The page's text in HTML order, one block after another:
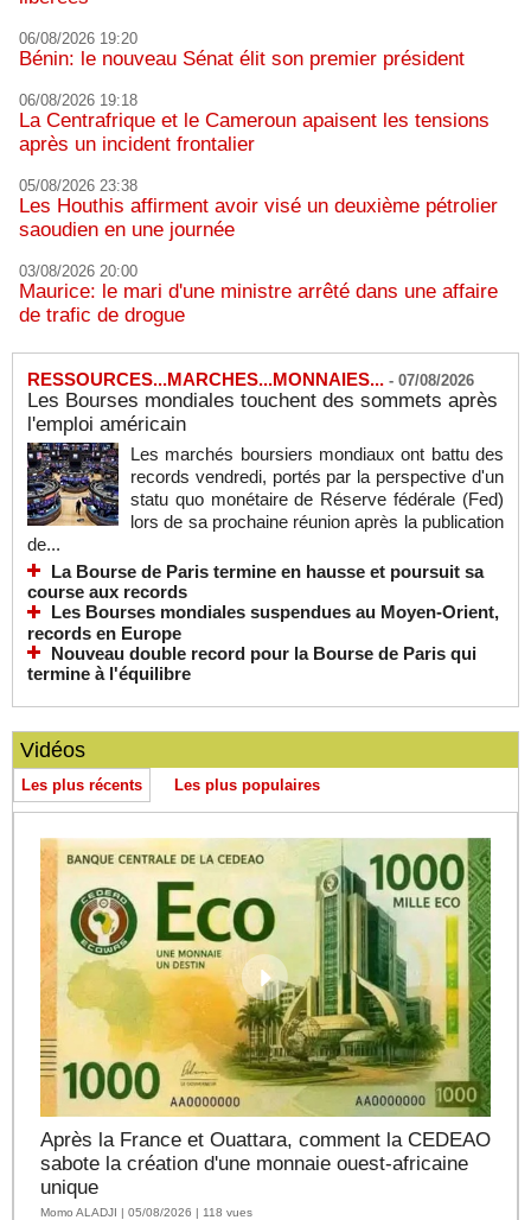
06/08/2026 19:20
Bénin: le nouveau Sénat élit son premier président
06/08/2026 19:18
La Centrafrique et le Cameroun apaisent les tensions
après un incident frontalier
05/08/2026 23:38
Les Houthis affirment avoir visé un deuxième pétrolier
saoudien en une journée
03/08/2026 20:00
Maurice: le mari d'une ministre arrêté dans une affaire
de trafic de drogue
RESSOURCES...MARCHES...MONNAIES... - 07/08/2026
Les Bourses mondiales touchent des sommets après
l'emploi américain
Les marchés boursiers mondiaux ont battu des
records vendredi, portés par la perspective d'un
statu quo monétaire de Réserve fédérale (Fed)
lors de sa prochaine réunion après la publication
de...
La Bourse de Paris termine en hausse et poursuit sa
course aux records
Les Bourses mondiales suspendues au Moyen-Orient,
records en Europe
Nouveau double record pour la Bourse de Paris qui
termine à l'équilibre
Vidéos
Les plus récents Les plus populaires
Après la France et Ouattara, comment la CEDEAO
sabote la création d'une monnaie ouest-africaine
unique
Momo ALADJI | 05/08/2026 | 118 vues